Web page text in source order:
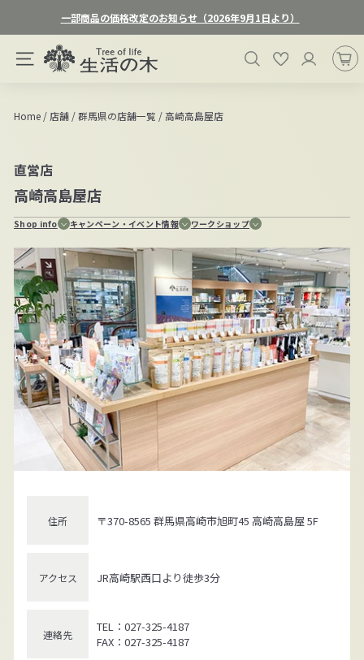
ス
ョ
止
一部商品の価格改定のお知らせ（2026年9月1日より）
サイトナビゲーション
生
活
木
ン
ラ
イ
ン
ス
ト
ア
検索 お気に入り
Home / 店舗 /群馬県の店舗一覧 /高崎高島屋店
直営店
高崎高島屋店
Shop info キャンペーン・イベント情報 ワークショップ
住所 〒370-8565 群馬県高崎市旭町45 高崎高島屋 5F
アクセス JR高崎駅西口より徒歩3分
連絡先
TEL：027-325-4187
FAX：027-325-4187